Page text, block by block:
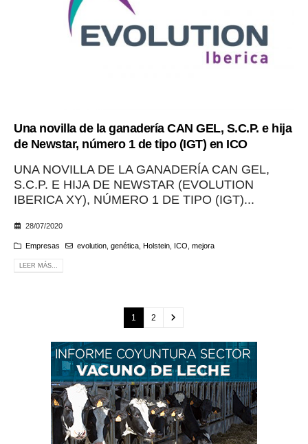
Una novilla de la ganadería CAN GEL, S.C.P. e hija
de Newstar, número 1 de tipo (IGT) en ICO
UNA NOVILLA DE LA GANADERÍA CAN GEL,
S.C.P. E HIJA DE NEWSTAR (EVOLUTION
IBERICA XY), NÚMERO 1 DE TIPO (IGT)...
28/07/2020
Empresas evolution, genética, Holstein, ICO mejora
LEER MÁS...
1 2